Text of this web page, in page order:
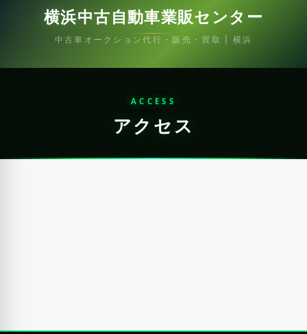
横浜中古自動車業販センター
中古車オークション代行・販売・買取 | 横浜
ACCESS
アクセス